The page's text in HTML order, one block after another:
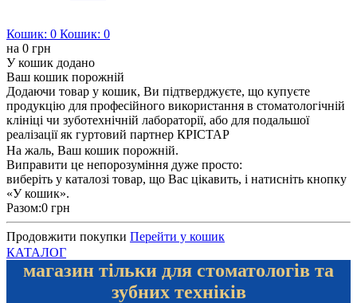
Кошик: 0 Кошик: 0
на 0 грн
У кошик додано
Ваш кошик порожній
Додаючи товар у кошик, Ви підтверджуєте, що купуєте
продукцію для професійного використання в стоматологічній
клініці чи зуботехнічній лабораторії, або для подальшої
реалізації як гуртовий партнер КРІСТАР
На жаль, Ваш кошик порожній.
Виправити це непорозуміння дуже просто:
виберіть у каталозі товар, що Вас цікавить, і натисніть кнопку
«У кошик».
Разом:0 грн
Продовжити покупки Перейти у кошик
КАТАЛОГ
магазин тільки для стоматологів та
зубних техніків